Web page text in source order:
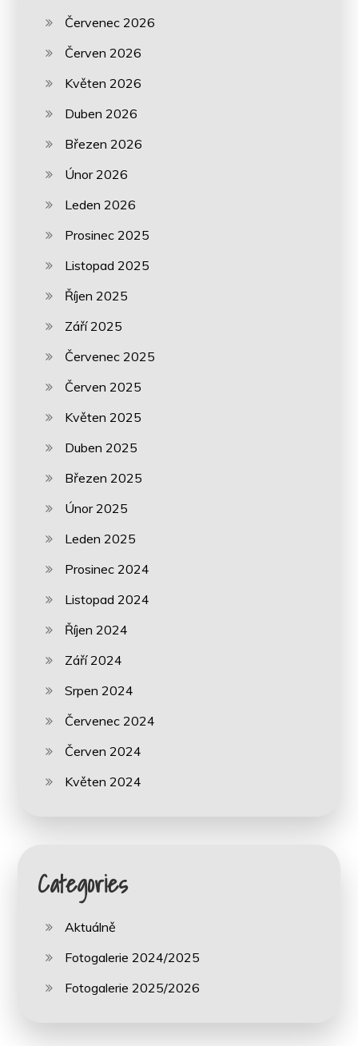
Červenec 2026
Červen 2026
Květen 2026
Duben 2026
Březen 2026
Únor 2026
Leden 2026
Prosinec 2025
Listopad 2025
Říjen 2025
Září 2025
Červenec 2025
Červen 2025
Květen 2025
Duben 2025
Březen 2025
Únor 2025
Leden 2025
Prosinec 2024
Listopad 2024
Říjen 2024
Září 2024
Srpen 2024
Červenec 2024
Červen 2024
Květen 2024
Categories
Aktuálně
Fotogalerie 2024/2025
Fotogalerie 2025/2026